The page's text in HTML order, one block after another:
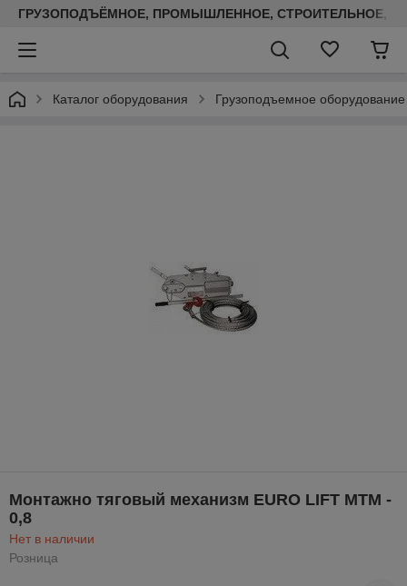
ГРУЗОПОДЪЁМНОЕ, ПРОМЫШЛЕННОЕ, СТРОИТЕЛЬНОЕ,
Каталог оборудования Грузоподъемное оборудование
Монтажно тяговый механизм EURO LIFT МТМ -
0,8
Нет в наличии
Розница